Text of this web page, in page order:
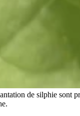
de silphie sont